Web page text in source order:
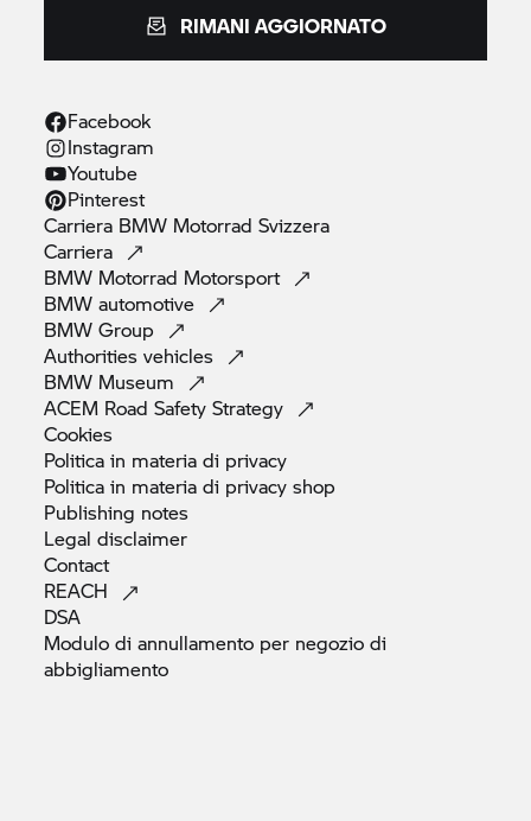
RIMANI AGGIORNATO
Facebook
Instagram
Youtube
Pinterest
Carriera BMW Motorrad Svizzera
Carriera
BMW Motorrad Motorsport
BMWautomotive
BMWGroup
Authoritiesvehicles
BMW Museum
ACEM Road SafetyStrategy
Cookies
Politica in materia di privacy
Politica in materia di privacyshop
Publishing notes
Legaldisclaimer
Contact
REACH
DSA
Modulo di annullamento per negozio di
abbigliamento